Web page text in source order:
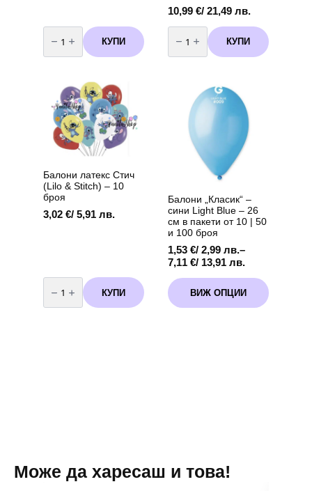
количество
за
Балон
фолио"
КУПИ
10,99 €/ 21,49 лв.
количество
за
Комплект
балони
Stitch)-
КУПИ
Балони латекс Стич
(Lilo & Stitch) – 10
броя
3,02 €/ 5,91 лв.
количество
за
Балони
латекс
КУПИ
Балони „Класик“ –
сини Light Blue – 26
см в пакети от 10 | 50
и 100 броя
1,53 €/ 2,99 лв.–
7,11 €/ 13,91 лв.
Price
1,53 €
/
2,99 лв.
ВИЖ ОПЦИИ
This
product
has
Може да харесаш и това!